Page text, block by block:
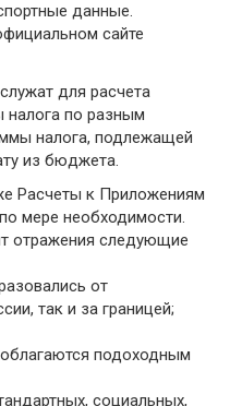
данные.
сайте
для расчета
налога по разным
налога, подлежащей
из бюджета.
Расчеты к Приложениям
мере необходимости.
отражения следующие
от
так и за границей;
подоходным
социальных,